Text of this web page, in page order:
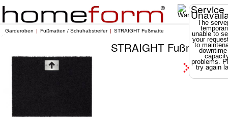
Service
The
unable to
your
to
problems.
try again
Garderoben Fußmatten / Schuhabstreifer STRAIGHT Fußmatte
STRAIGHT Fußmatte